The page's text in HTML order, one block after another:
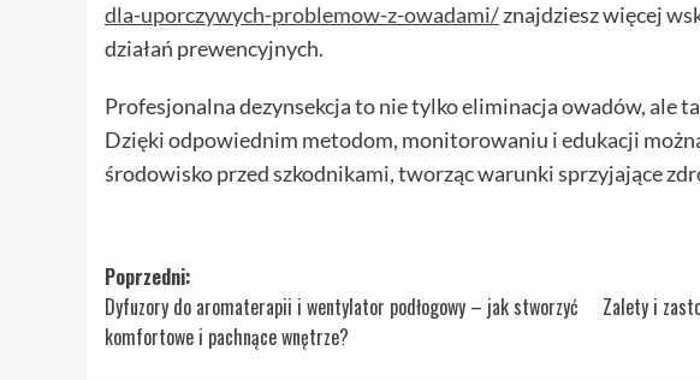
dla-uporczywych-problemow-z-owadami/znajdziesz więcej
działań prewencyjnych.
Profesjonalna dezynsekcja to nie tylko eliminacja owadów, ale
Dzięki odpowiednim metodom, monitorowaniu i edukacji
środowisko przed szkodnikami, tworząc warunki sprzyjające
Zobacz
wpisy
Poprzedni:
Dyfuzory do aromaterapii i wentylator podłogowy – jak stworzyć
komfortowe i pachnące wnętrze?
Zalety i